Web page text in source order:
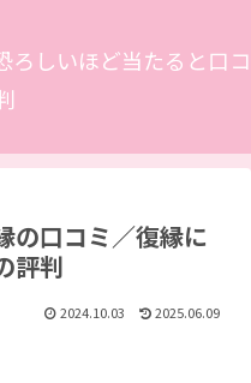
ろしいほど当たると口コ
の口コミ／復縁に
評判
2024.10.03 2025.06.09